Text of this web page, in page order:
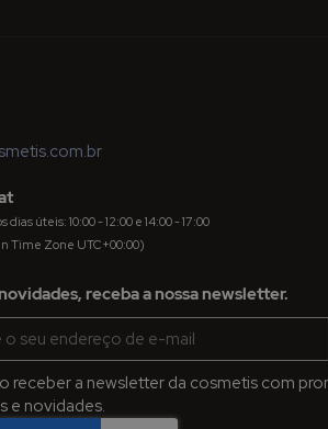
úteis: 10:00 - 12:00 e 14:00 - 17:00
Time Zone UTC+00:00)
receba a nossa newsletter.
receber a newsletter da cosmetis com
e novidades.